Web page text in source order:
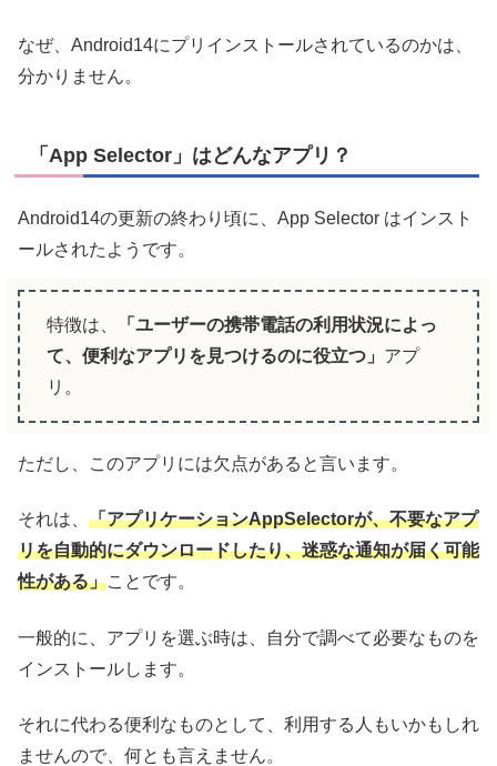
なぜ、Android14にプリインストールされているのかは、
分かりません。
「App Selector」はどんなアプリ？
Android14の更新の終わり頃に、App Selector はインスト
ールされたようです。
特徴は、
「ユーザーの携帯電話の利用状況によっ
て、便利なアプリを見つけるのに役立つ」 アプ
リ。
ただし、このアプリには欠点があると言います。
それは、 「アプリケーションAppSelectorが、不要なアプ
リを自動的にダウンロードしたり、迷惑な通知が届く可能
性がある」ことです。
一般的に、アプリを選ぶ時は、自分で調べて必要なものを
インストールします。
それに代わる便利なものとして、利用する人もいかもしれ
ませんので、何とも言えません。